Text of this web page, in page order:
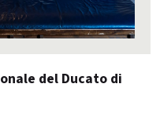
del Ducato di